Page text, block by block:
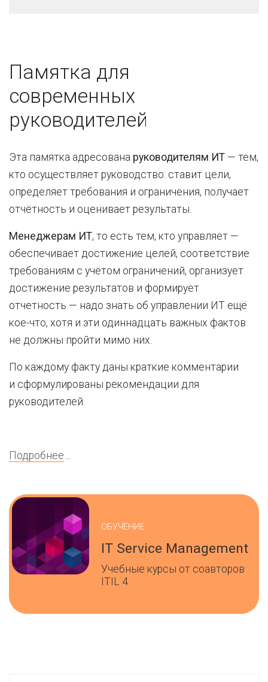
Памятка для
современных
руководителей
Эта памятка адресована руководителям ИТ — тем,
кто осуществляет руководство: ставит цели,
определяет требования и ограничения, получает
отчётность и оценивает результаты.
Менеджерам ИТ, то есть тем, кто управляет —
обеспечивает достижение целей, соответствие
требованиям с учётом ограничений, организует
достижение результатов и формирует
отчетность — надо знать об управлении ИТ ещё
кое-что, хотя и эти одиннадцать важных фактов
не должны пройти мимо них.
По каждому факту даны краткие комментарии
и сформулированы рекомендации для
руководителей.
Подробнее…
ОБУЧЕНИЕ
IT Service Management
Учебные курсы от соавторов
ITIL 4